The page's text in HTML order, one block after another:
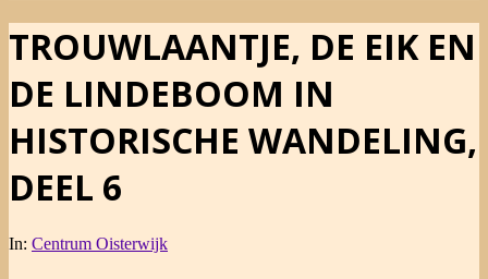
TROUWLAANTJE, DE EIK EN
DE LINDEBOOM IN
HISTORISCHE WANDELING,
DEEL 6
In: Centrum Oisterwijk